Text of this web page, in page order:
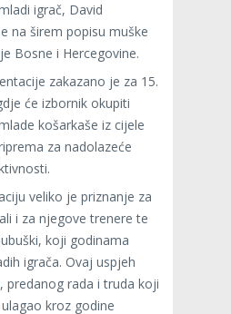
igrač, David
na širem popisu muške
Bosne i Hercegovine.
zakazano je za 15.
će izbornik okupiti
košarkaše iz cijele
za nadolazeće
veliko je priznanje za
i za njegove trenere te
koji godinama
igrača. Ovaj uspjeh
predanog rada i truda koji
kroz godine